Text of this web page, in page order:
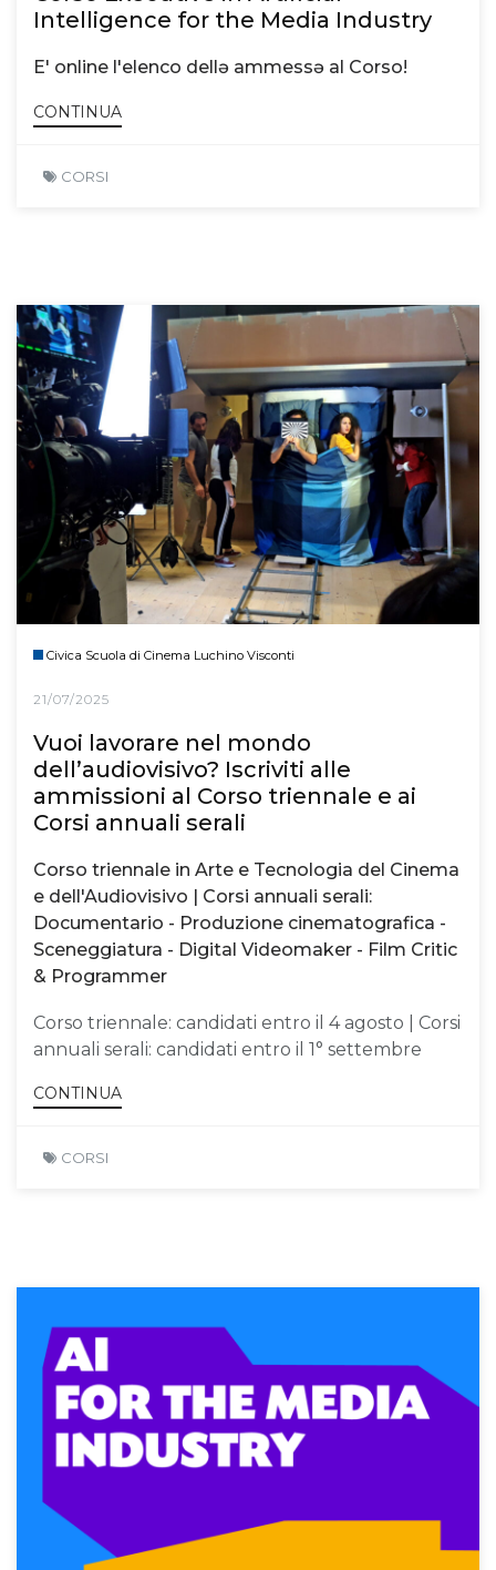
Intelligence for the Media Industry
E' online l'elenco dellə ammessə al Corso!
CONTINUA
CORSI
Civica Scuola di Cinema Luchino Visconti
21/07/2025
Vuoi lavorare nel mondo
dell’audiovisivo? Iscriviti alle
ammissioni al Corso triennale e ai
Corsi annuali serali
Corso triennale in Arte e Tecnologia del Cinema
e dell'Audiovisivo | Corsi annuali serali:
Documentario - Produzione cinematografica -
Sceneggiatura - Digital Videomaker - Film Critic
& Programmer
Corso triennale: candidati entro il 4 agosto | Corsi
annuali serali: candidati entro il 1° settembre
CONTINUA
CORSI